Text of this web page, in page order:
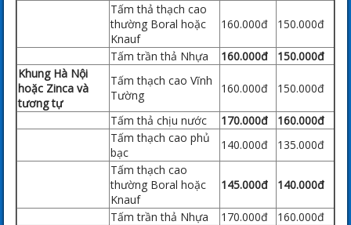
Tấm thả thạch cao
thường Boral hoặc
Knauf
160.000đ 150.000đ
Tấm trần thả Nhựa 160.000đ
150.000đ
Khung Hà Nội
hoặc Zinca và
tương tự
Tấm thạch cao Vĩnh
Tường
160.000đ 150.000đ
Tấm thả chịu nước 170.000đ
160.000đ
Tấm thạch cao phủ
bạc
140.000đ
135.000đ
Tấm thạch cao
thường Boral hoặc
Knauf
145.000đ 140.000đ
Tấm trần thả Nhựa 170.000đ
160.000đ